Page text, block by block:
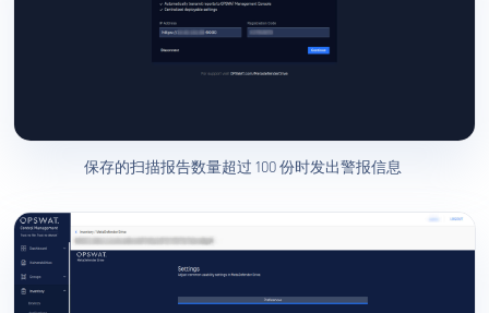
保存的扫描报告数量超过 100 份时发出警报信息